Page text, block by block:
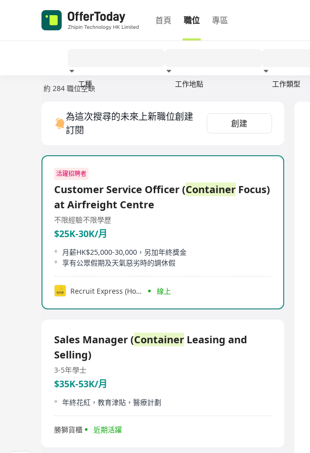
首頁 職位 專區
工種 工作地點 工作類型
約 284 職位空缺
為這次搜尋的未來上新職位創建
訂閱
創建
活躍招聘者
Customer Service Officer (Container Focus)
at Airfreight Centre
不限經驗不限學歷
$25K-30K/月
月薪HK$25,000-30,000，另加年終獎金
享有公眾假期及天氣惡劣時的調休假
Recruit Express (Hong Kong) Limited 線上
Sales Manager (Container Leasing and
Selling)
3-5年學士
$35K-53K/月
年終花紅，教育津貼，醫療計劃
勝獅貨櫃 近期活躍